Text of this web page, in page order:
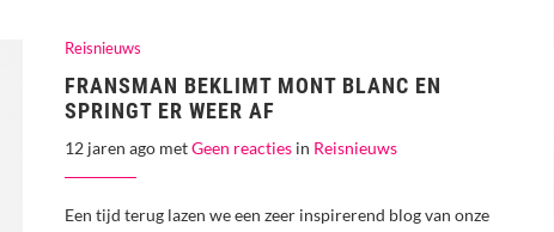
Reisnieuws
FRANSMAN BEKLIMT MONT BLANC EN
SPRINGT ER WEER AF
12 jaren ago metGeen reacties in Reisnieuws
Een tijd terug lazen we een zeer inspirerend blog van onze